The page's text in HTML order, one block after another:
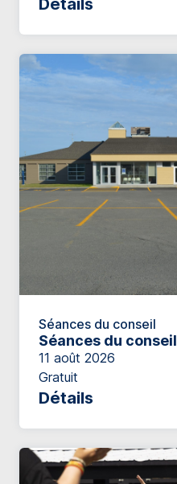
Détails
Séances du conseil
Séances du conseil
11 août 2026
Gratuit
Détails